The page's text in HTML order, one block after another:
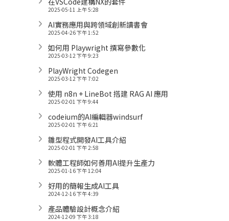
2025-05-11 上午 5:28
AI實務應用與跨領域創新讀書會
2025-04-26 下午 1:52
如何用 Playwright 撰寫參數化
2025-03-12 下午 9:23
PlayWright Codegen
2025-03-12 下午 7:02
使用 n8n + LineBot 搭建 RAG AI 應用
2025-02-01 下午 9:44
codeium的AI編輯器windsurf
2025-02-01 下午 6:21
雛型程式開發AI工具介紹
2025-02-01 下午 2:58
軟體工程師如何善用AI提升生產力
2025-01-16 下午 12:04
好用的簡報生成AI工具
2024-12-16 下午 4:39
產品體驗設計概念介紹
2024-12-09 下午 3:18